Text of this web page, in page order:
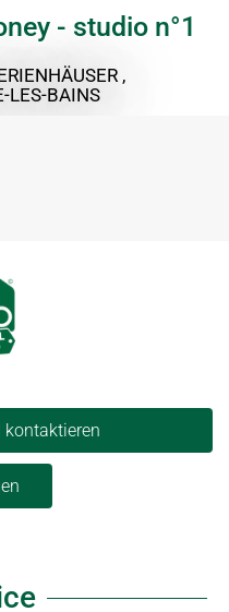
- studio n°1
,
LES-BAINS
kontaktieren